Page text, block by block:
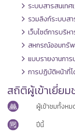
ระบบสารสนเท
รวมลิงก์ระบบส
เว็บไซต์การบริ
สหกรณ์ออมทรัพ
แบบรายงานกา
การปฏิบัติหน้าที่
สถิติผู้เข้าเยี่ยม
ผู้เข้าชมทั้งหม
ปีนี้